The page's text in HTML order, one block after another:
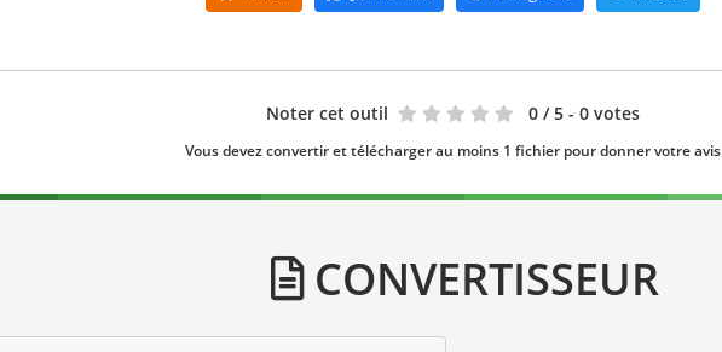
Noter cet outil 0 / 5 - 0 votes
Vous devez convertir et télécharger au moins 1 fichier pour donner votre avis
CONVERTISSEUR